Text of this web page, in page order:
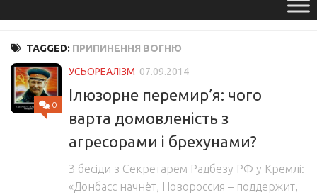
TAGGED: ПРИПИНЕННЯ ВОГНЮ
0
УСЬОРЕАЛІЗМ 07.09.2014
Ілюзорне перемир’я: чого
варта домовленість з
агресорами і брехунами?
З бесіди з Секретарем Радбезу РФ у Кремлі:
«Донбасс начнёт, Новороссия – поддержит,